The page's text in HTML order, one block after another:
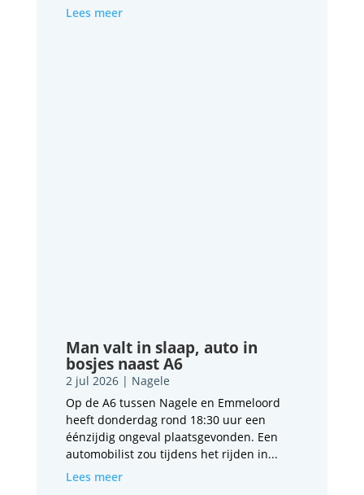
Lees meer
Man valt in slaap, auto in
bosjes naast A6
2 jul 2026| Nagele
Op de A6 tussen Nagele en Emmeloord
heeft donderdag rond 18:30 uur een
éénzijdig ongeval plaatsgevonden. Een
automobilist zou tijdens het rijden in...
Lees meer